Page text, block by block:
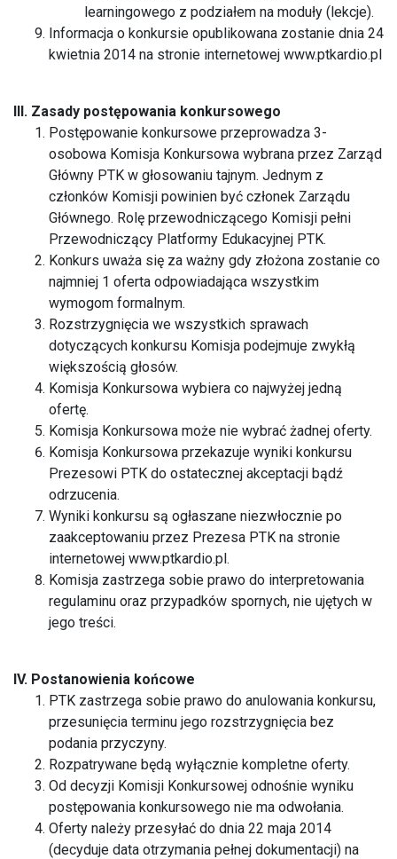
learningowego z podziałem na moduły (lekcje).
Informacja o konkursie opublikowana zostanie dnia 24
kwietnia 2014 na stronie internetowej www.ptkardio.pl
III. Zasady postępowania konkursowego
Postępowanie konkursowe przeprowadza 3-
osobowa Komisja Konkursowa wybrana przez Zarząd
Główny PTK w głosowaniu tajnym. Jednym z
członków Komisji powinien być członek Zarządu
Głównego. Rolę przewodniczącego Komisji pełni
Przewodniczący Platformy Edukacyjnej PTK.
Konkurs uważa się za ważny gdy złożona zostanie co
najmniej 1 oferta odpowiadająca wszystkim
wymogom formalnym.
Rozstrzygnięcia we wszystkich sprawach
dotyczących konkursu Komisja podejmuje zwykłą
większością głosów.
Komisja Konkursowa wybiera co najwyżej jedną
ofertę.
Komisja Konkursowa może nie wybrać żadnej oferty.
Komisja Konkursowa przekazuje wyniki konkursu
Prezesowi PTK do ostatecznej akceptacji bądź
odrzucenia.
Wyniki konkursu są ogłaszane niezwłocznie po
zaakceptowaniu przez Prezesa PTK na stronie
internetowej www.ptkardio.pl.
Komisja zastrzega sobie prawo do interpretowania
regulaminu oraz przypadków spornych, nie ujętych w
jego treści.
IV. Postanowienia końcowe
PTK zastrzega sobie prawo do anulowania konkursu,
przesunięcia terminu jego rozstrzygnięcia bez
podania przyczyny.
Rozpatrywane będą wyłącznie kompletne oferty.
Od decyzji Komisji Konkursowej odnośnie wyniku
postępowania konkursowego nie ma odwołania.
Oferty należy przesyłać do dnia 22 maja 2014
(decyduje data otrzymania pełnej dokumentacji) na